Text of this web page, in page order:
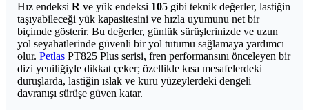
Hız endeksi R ve yük endeksi 105 gibi teknik değerler, lastiğin
taşıyabileceği yük kapasitesini ve hızla uyumunu net bir
biçimde gösterir. Bu değerler, günlük sürüşlerinizde ve uzun
yol seyahatlerinde güvenli bir yol tutumu sağlamaya yardımcı
olur. Petlas PT825 Plus serisi, fren performansını önceleyen bir
dizi yeniliğiyle dikkat çeker; özellikle kısa mesafelerdeki
duruşlarda, lastiğin ıslak ve kuru yüzeylerdeki dengeli
davranışı sürüşe güven katar.